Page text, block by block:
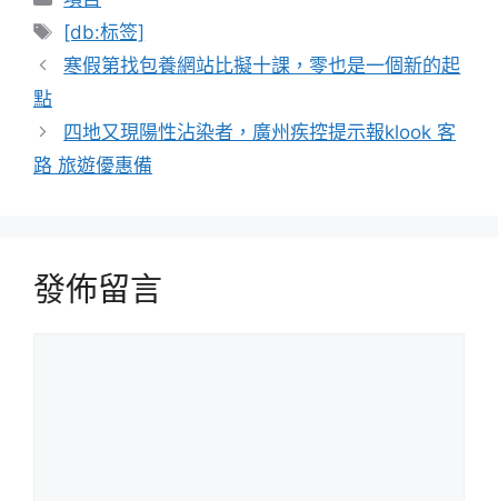
類
標
籤
[db:标签]
寒假第找包養網站比擬十課，零也是一個新的起
點
四地又現陽性沾染者，廣州疾控提示報klook 客
路 旅遊優惠備
發佈留言